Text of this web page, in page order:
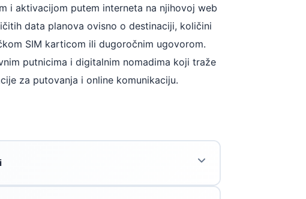
i aktivacijom putem interneta na njihovoj web
data planova ovisno o destinaciji, količini
SIM karticom ili dugoročnim ugovorom.
putnicima i digitalnim nomadima koji traže
za putovanja i online komunikaciju.